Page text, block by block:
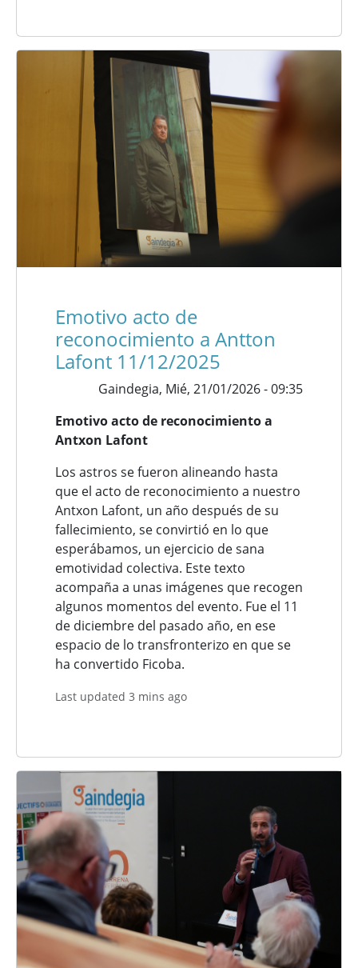
Emotivo acto de
reconocimiento a Antton
Lafont 11/12/2025
Gaindegia, Mié, 21/01/2026 - 09:35
Emotivo acto de reconocimiento a
Antxon Lafont
Los astros se fueron alineando hasta
que el acto de reconocimiento a nuestro
Antxon Lafont, un año después de su
fallecimiento, se convirtió en lo que
esperábamos, un ejercicio de sana
emotividad colectiva. Este texto
acompaña a unas imágenes que recogen
algunos momentos del evento. Fue el 11
de diciembre del pasado año, en ese
espacio de lo transfronterizo en que se
ha convertido Ficoba.
Last updated 3 mins ago